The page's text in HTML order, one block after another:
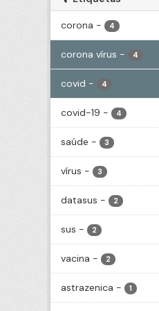
corona - 4
corona vírus - 4
covid - 4
covid-19 - 4
saúde - 3
vírus - 3
datasus - 2
sus - 2
vacina - 2
astrazenica - 1